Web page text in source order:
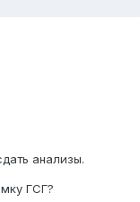
анализы.
ГСГ?